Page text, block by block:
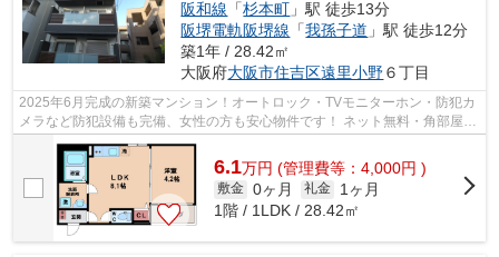
阪和線 「杉本町 」駅 徒歩13分
阪堺電軌阪堺線 「我孫子道 」駅 徒歩12分
築1年 / 28.42㎡
大阪府大阪市住吉区遠里小野６丁目
2025年6月完成の新築マンション！オートロック・TVモニターホン・防犯カ
メラなど防犯設備も完備、女性の方も安心物件です！ ネット無料・角部屋・
南向きなどの嬉し条件に他にも設備充...
6.1万円 (管理費等：4,000円 )
敷金 0ヶ月 礼金
1ヶ月
1階 / 1LDK / 28.42㎡